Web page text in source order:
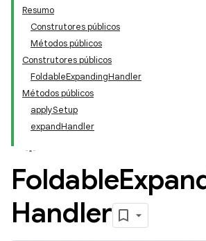
Resumo
Construtores públicos
Métodos públicos
Construtores públicos
FoldableExpandingHandler
Métodos públicos
applySetup
expandHandler
Foldable
Handler